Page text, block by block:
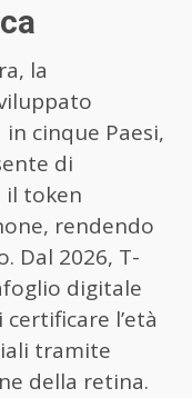
la
in cinque Paesi,
di
token
rendendo
Dal 2026, T-
digitale
l’età
tramite
della retina.